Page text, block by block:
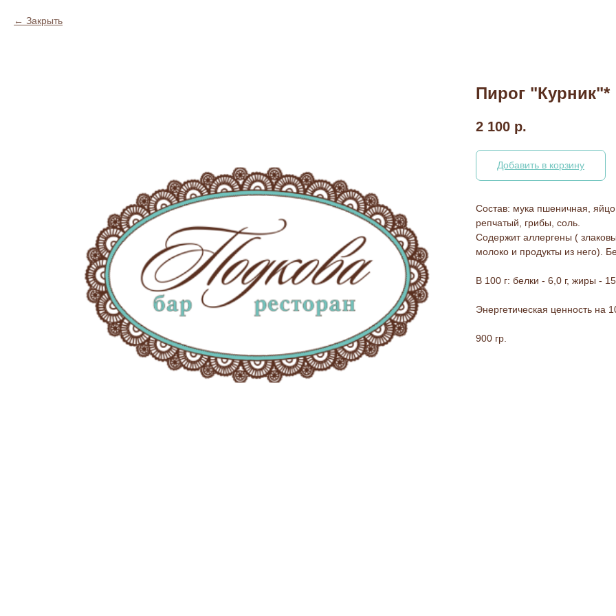
Закрыть
Пирог "Курник"*
2 100 р.
Добавить в корзину
Состав: мука пшеничная,
репчатый, грибы, соль.
Содержит аллергены (
молоко и продукты из него).
В 100 г: белки - 6,0 г, жиры -
Энергетическая ценность на
900 гр.